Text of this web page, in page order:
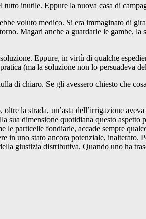
tutto inutile. Eppure la nuova casa di
voluto medico. Si era immaginato di
Magari anche a guardarle le gambe,
Eppure, in virtù di qualche
(ma la soluzione non lo persuadeva
di chiaro. Se gli avessero chiesto che
oltre la strada, un’asta dell’irrigazione
sua dimensione quotidiana questo
le particelle fondiarie, accade sempre
in uno stato ancora potenziale,
giustizia distributiva. Quando uno ha